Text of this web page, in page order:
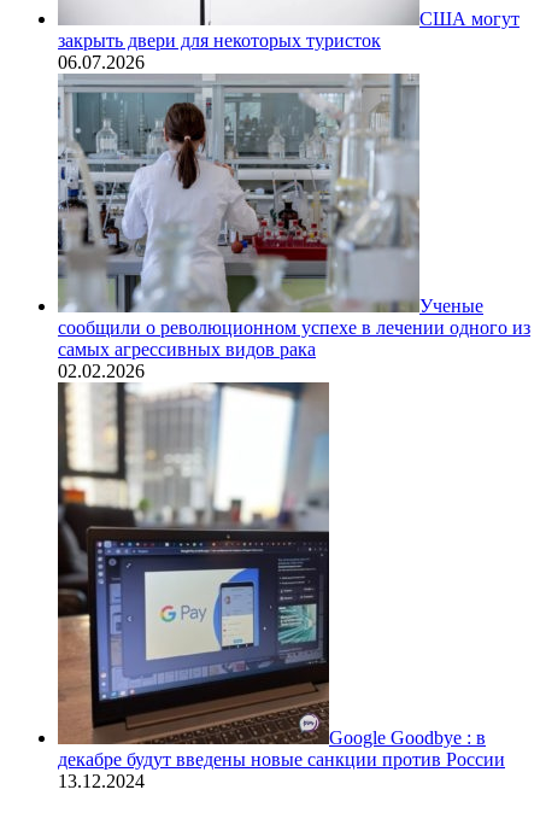
США могут
закрыть двери для некоторых туристок
06.07.2026
Ученые
сообщили о революционном успехе в лечении одного из
самых агрессивных видов рака
02.02.2026
Google Goodbye : в
декабре будут введены новые санкции против России
13.12.2024